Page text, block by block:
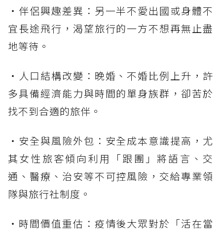
・伴侶興趣差異：另一半不愛出國或身體不
宜長途飛行，渴望旅行的一方不想再無止盡
地等待。
・人口結構改變：晚婚、不婚比例上升，許
多具備經濟能力與時間的單身族群，卻苦於
找不到合適的旅伴。
・安全與風險外包：安全成本意識提高，尤
其女性旅客傾向利用「跟團」將語言、交
通、醫療、治安等不可控風險，交給專業領
隊與旅行社制度。
・時間價值重估：疫情後大眾對於「活在當